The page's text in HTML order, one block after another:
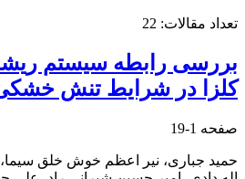
تعداد مقالات: 22
بررسی رابطه سیستم
کلزا در شرایط تنش
صفحه 1-19
حمید جباری، نیر اعظم خوش خلق سیما،